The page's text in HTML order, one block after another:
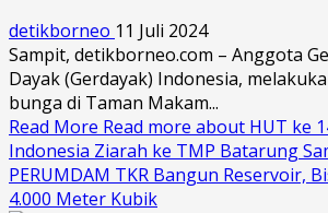
detikborneo 11 Juli 2024
Sampit, detikborneo.com – Anggota
Dayak (Gerdayak) Indonesia,
bunga di Taman Makam...
Read More Read more about HUT ke
Indonesia Ziarah ke TMP Batarung
PERUMDAM TKR Bangun Reservoir,
4.000 Meter Kubik